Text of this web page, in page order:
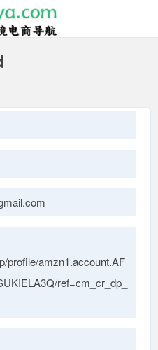
profile/amzn1.account.AF
ref=cm_cr_dp_